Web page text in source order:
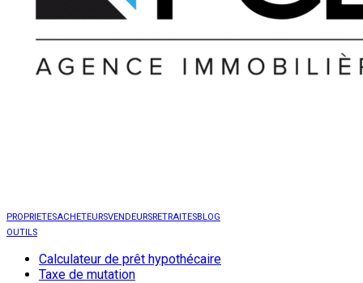
PROPRIETESACHETEURSVENDEURSRETRAITESBLOG
OUTILS
Calculateur de prêt hypothécaire
Taxe de mutation